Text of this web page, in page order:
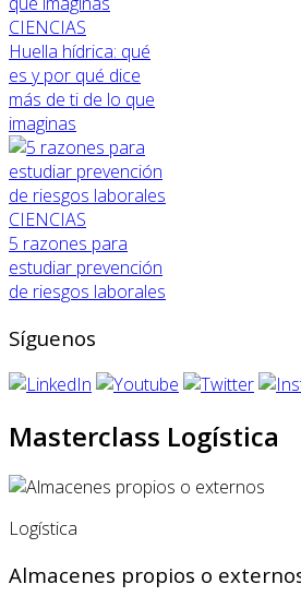
CIENCIAS
Huella hídrica: qué
es y por qué dice
más de ti de lo que
imaginas
CIENCIAS
5 razones para
estudiar prevención
de riesgos laborales
Síguenos
Masterclass Logística
Logística
Almacenes propios o